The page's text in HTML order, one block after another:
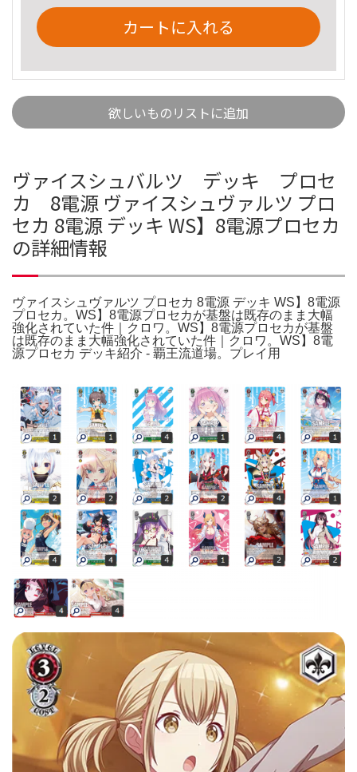
カートに入れる
欲しいものリストに追加
ヴァイスシュバルツ デッキ プロセ
カ 8電源 ヴァイスシュヴァルツ プロ
セカ 8電源 デッキ WS】8電源プロセカ
の詳細情報
ヴァイスシュヴァルツ プロセカ 8電源 デッキ WS】8電源
プロセカ。WS】8電源プロセカが基盤は既存のまま大幅
強化されていた件｜クロワ。WS】8電源プロセカが基盤
は既存のまま大幅強化されていた件｜クロワ。WS】8電
源プロセカ デッキ紹介 - 覇王流道場。プレイ用